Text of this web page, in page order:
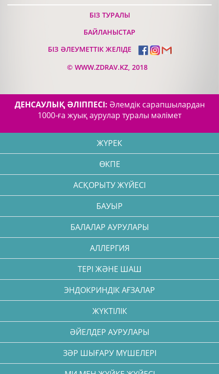
БІЗ ТУРАЛЫ
БАЙЛАНЫСТАР
БІЗ ӘЛЕУМЕТТІК ЖЕЛІДЕ
© WWW.ZDRAV.KZ, 2018
ДЕНСАУЛЫҚ ӘЛІППЕСІ: Әлемдік сарапшылардан
1000-ға жуық аурулар туралы мәлімет
ЖҮРЕК
ӨКПЕ
АСҚОРЫТУ ЖҮЙЕСІ
БАУЫР
БАЛАЛАР АУРУЛАРЫ
АЛЛЕРГИЯ
ТЕРІ ЖӘНЕ ШАШ
ЭНДОКРИНДІК АҒЗАЛАР
ЖҮКТІЛІК
ӘЙЕЛДЕР АУРУЛАРЫ
ЗӘР ШЫҒАРУ МҮШЕЛЕРІ